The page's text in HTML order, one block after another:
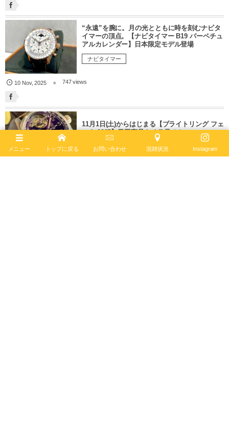
“永遠”を腕に。月の光とともに時を刻むナビタ
イマーの頂点。【ナビタイマー B19 パーペチュ
アルカレンダー】日本限定モデル登場
ナビタイマー
10 Nov,2025 747 views
11月1日(土)からはじまる【ブライトリング フェ
スタ 2025】目玉商品をチラ見せ！
ナビタイマー
メニュー トップに戻る お問い合わせ 混雑状況 Instagram